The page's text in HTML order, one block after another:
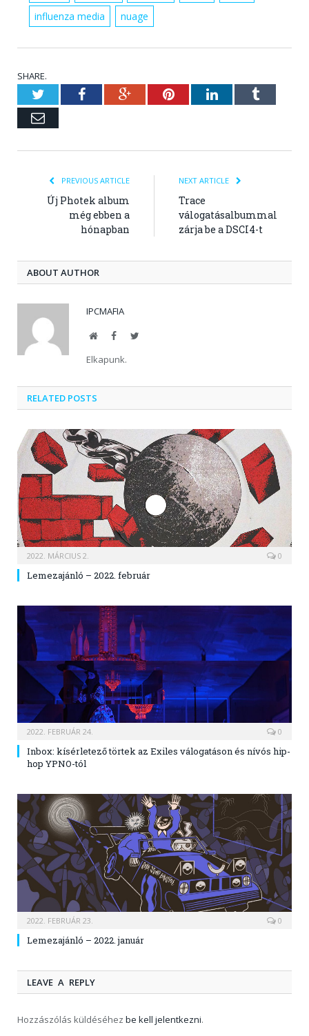
influenza media
nuage
SHARE.
TwitterFacebookGoogle+PinterestLinkedInTumblr
Email
PREVIOUS ARTICLE
Új Photek album
még ebben a
hónapban
NEXT ARTICLE
Trace
válogatásalbummal
zárja be a DSCI4-t
ABOUT AUTHOR
IPCMAFIA
WebsiteFacebookTwitter
Elkapunk.
RELATED POSTS
2022. MÁRCIUS 2. 0
Lemezajánló – 2022. február
2022. FEBRUÁR 24. 0
Inbox: kísérletező törtek az Exiles válogatáson és nívós hip-
hop YPNO-tól
2022. FEBRUÁR 23. 0
Lemezajánló – 2022. január
LEAVE A REPLY
Hozzászólás küldéséhez be kell jelentkezni.